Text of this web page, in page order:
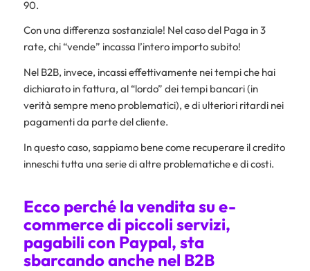
90.
Con una differenza sostanziale! Nel caso del Paga in 3
rate, chi “vende” incassa l’intero importo subito!
Nel B2B, invece, incassi effettivamente nei tempi che hai
dichiarato in fattura, al “lordo” dei tempi bancari (in
verità sempre meno problematici), e di ulteriori ritardi nei
pagamenti da parte del cliente.
In questo caso, sappiamo bene come recuperare il credito
inneschi tutta una serie di altre problematiche e di costi.
Ecco perché la vendita su e-
commerce di piccoli servizi,
pagabili con Paypal, sta
sbarcando anche nel B2B